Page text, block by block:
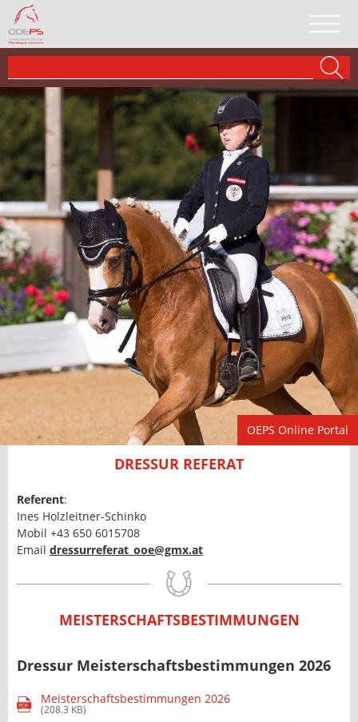
OEPS Online Portal
DRESSUR REFERAT
Referent:
Ines Holzleitner-Schinko
Mobil +43 650 6015708
Email dressurreferat_ooe@gmx.at
MEISTERSCHAFTSBESTIMMUNGEN
Dressur Meisterschaftsbestimmungen 2026
PDF Meisterschaftsbestimmungen 2026
(208.3 KB)